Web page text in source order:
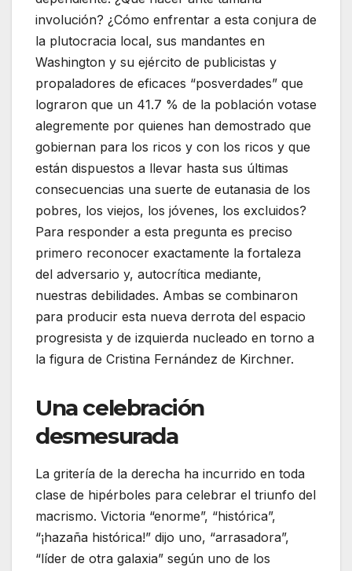
involución? ¿Cómo enfrentar a esta conjura de
la plutocracia local, sus mandantes en
Washington y su ejército de publicistas y
propaladores de eficaces “posverdades” que
lograron que un 41.7 % de la población votase
alegremente por quienes han demostrado que
gobiernan para los ricos y con los ricos y que
están dispuestos a llevar hasta sus últimas
consecuencias una suerte de eutanasia de los
pobres, los viejos, los jóvenes, los excluidos?
Para responder a esta pregunta es preciso
primero reconocer exactamente la fortaleza
del adversario y, autocrítica mediante,
nuestras debilidades. Ambas se combinaron
para producir esta nueva derrota del espacio
progresista y de izquierda nucleado en torno a
la figura de Cristina Fernández de Kirchner.
Una celebración
desmesurada
La gritería de la derecha ha incurrido en toda
clase de hipérboles para celebrar el triunfo del
macrismo. Victoria “enorme”, “histórica”,
“¡hazaña histórica!” dijo uno, “arrasadora”,
“líder de otra galaxia” según uno de los